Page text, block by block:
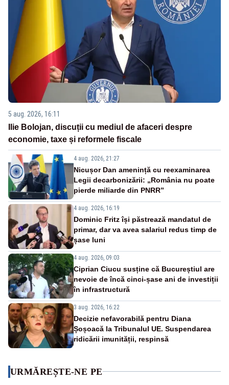
5 aug. 2026, 16:11
Ilie Bolojan, discuții cu mediul de afaceri despre
economie, taxe și reformele fiscale
4 aug. 2026, 21:27
Nicușor Dan amenință cu reexaminarea
Legii decarbonizării: „România nu poate
pierde miliarde din PNRR”
4 aug. 2026, 16:19
Dominic Fritz își păstrează mandatul de
primar, dar va avea salariul redus timp de
șase luni
4 aug. 2026, 09:03
Ciprian Ciucu susține că Bucureștiul are
nevoie de încă cinci-șase ani de investiții
în infrastructură
3 aug. 2026, 16:22
Decizie nefavorabilă pentru Diana
Șoșoacă la Tribunalul UE. Suspendarea
ridicării imunității, respinsă
URMĂREȘTE-NE PE